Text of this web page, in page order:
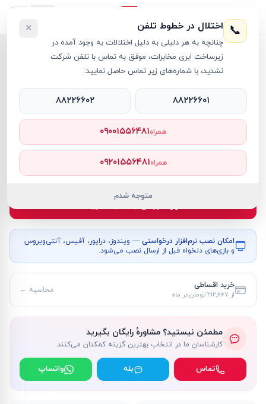
کیف لپ تاپ کوله پشتی لپ تاپ کد 1079
کیف لپ تاپ Other Brands
RT59638
امکان نصب نرم‌افزار درخواستی — ویندوز، درایور، آفیس، آنتی‌ویروس
و بازی‌های دلخواه قبل از ارسال نصب می‌شود.
خرید اقساطی
از ۲۱۲٬۶۶۷ تومان در ماه محاسبه ←
مطمئن نیستید؟ مشاورهٔ رایگان بگیرید
کارشناسانِ ما در انتخابِ بهترین گزینه کمکتان می‌کنند.
تماس بله واتساپ
📞 اختلال در خطوط تلفن
چنانچه به هر دلیلی به دلیل اختلالات به وجود آمده در
زیرساخت ابری مخابرات، موفق به تماس با تلفن شرکت
نشدید، با شماره‌های زیر تماس حاصل نمایید:
×
۸۸۲۲۶۶۰۱ ۸۸۲۲۶۶۰۲
همراه۰۹۰۰۱۵۵۶۴۸۱
همراه۰۹۲۰۱۵۵۶۴۸۱
متوجه شدم